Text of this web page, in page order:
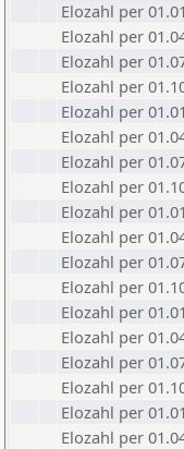
Elozahl per
Elozahl per
Elozahl per
Elozahl per
Elozahl per
Elozahl per
Elozahl per
Elozahl per
Elozahl per
Elozahl per
Elozahl per
Elozahl per
Elozahl per
Elozahl per
Elozahl per
Elozahl per
Elozahl per
Elozahl per